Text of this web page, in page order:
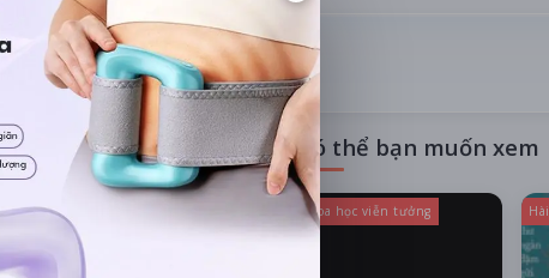
Có thể bạn muốn xem
Khoa học viễn tưởng Hài